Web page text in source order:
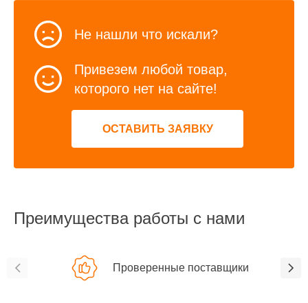
Не нашли что искали?
Привезем любой товар,
которого нет на сайте!
ОСТАВИТЬ ЗАЯВКУ
Преимущества работы с нами
Проверенные поставщики